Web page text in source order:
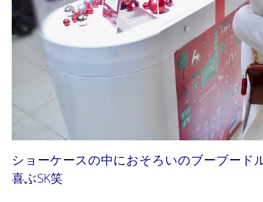
ショーケースの中におそろいのブーブード
喜ぶSK笑